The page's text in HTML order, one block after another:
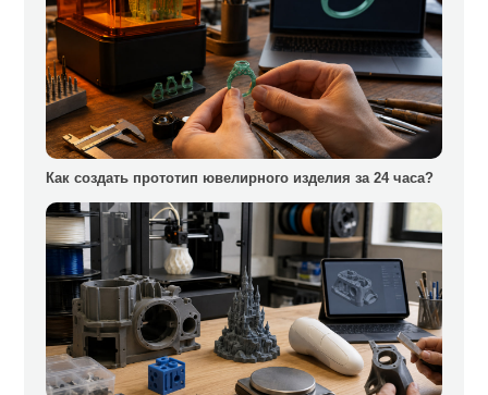
Как создать прототип ювелирного изделия за 24 часа?